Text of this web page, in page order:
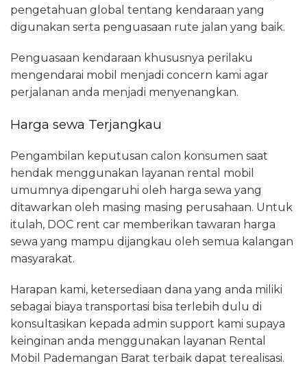
pengetahuan global tentang kendaraan yang
digunakan serta penguasaan rute jalan yang baik.
Penguasaan kendaraan khususnya perilaku
mengendarai mobil menjadi concern kami agar
perjalanan anda menjadi menyenangkan.
Harga sewa Terjangkau
Pengambilan keputusan calon konsumen saat
hendak menggunakan layanan rental mobil
umumnya dipengaruhi oleh harga sewa yang
ditawarkan oleh masing masing perusahaan. Untuk
itulah, DOC rent car memberikan tawaran harga
sewa yang mampu dijangkau oleh semua kalangan
masyarakat.
Harapan kami, ketersediaan dana yang anda miliki
sebagai biaya transportasi bisa terlebih dulu di
konsultasikan kepada admin support kami supaya
keinginan anda menggunakan layanan Rental
Mobil Pademangan Barat terbaik dapat terealisasi.